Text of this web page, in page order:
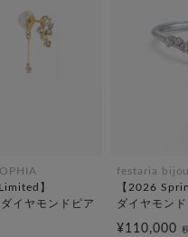
】
イヤモンドピア
festaria
【2026
ダイヤモン
¥110,000